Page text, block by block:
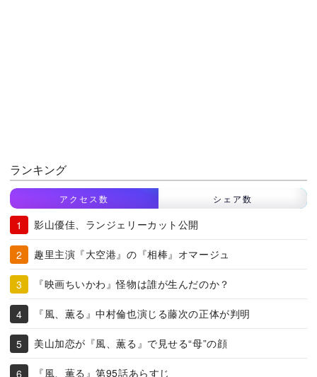
ランキング
アクセス数 シェア数
影山優佳、ランジェリーカット公開
趣里主演『大空港』の『相棒』オマージュ
『映画ちいかわ』怪物は誰が生んだのか？
『風、薫る』中村倫也演じる藤次の正体が判明
美山加恋が『風、薫る』で見せる“母”の顔
『風、薫る』第95話あらすじ